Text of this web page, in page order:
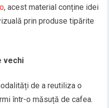
, acest material conține idei
prin produse tipărite
vechi
de a reutiliza o
într-o măsuță de cafea.